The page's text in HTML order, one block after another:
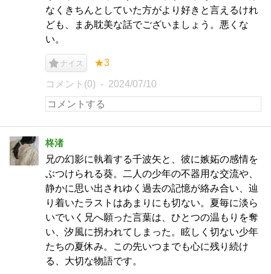
なくきちんとしていた方がより好きと言えるけれ
ども、まあ耽美な話でございましょう。悪くな
い。
ナイス ★3
コメント(0) 2024/07/10
柊渚
兄の幻影に執着する千波矢と、彼に嫉妬の感情を
ぶつけられる葵。二人の少年の不器用な交流や、
静かに思い出されゆく過去の記憶が絡み合い、辿
り着いたラストはあまりにも切ない。夏毎に淡ら
いでいく兄へ願った言葉は、ひとつの温もりを奪
い、汐風に拐われてしまった。眩しく切ない少年
たちの夏休み。この先いつまでも心に残り続け
る、大切な物語です。